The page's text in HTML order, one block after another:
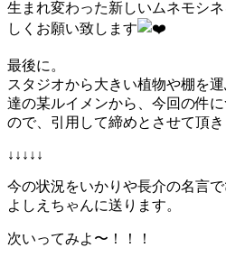
生まれ変わった新しいムネモシ
しくお願い致します
最後に。
スタジオから大きい植物や棚を
達の某ルイメンから、今回の件
ので、引用して締めとさせて頂き
↓↓↓↓↓
今の状況をいかりや長介の名言
よしえちゃんに送ります。
次いってみよ〜！！！